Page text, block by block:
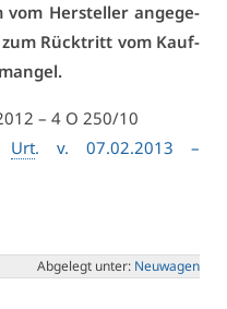
vom Her­stel­ler an­ge­ge­
Rück­tritt vom Kauf­
– 4 O 250/10
Urt. v. 07.02.2013 –
Ab­ge­legt un­ter: Neu­wa­gen